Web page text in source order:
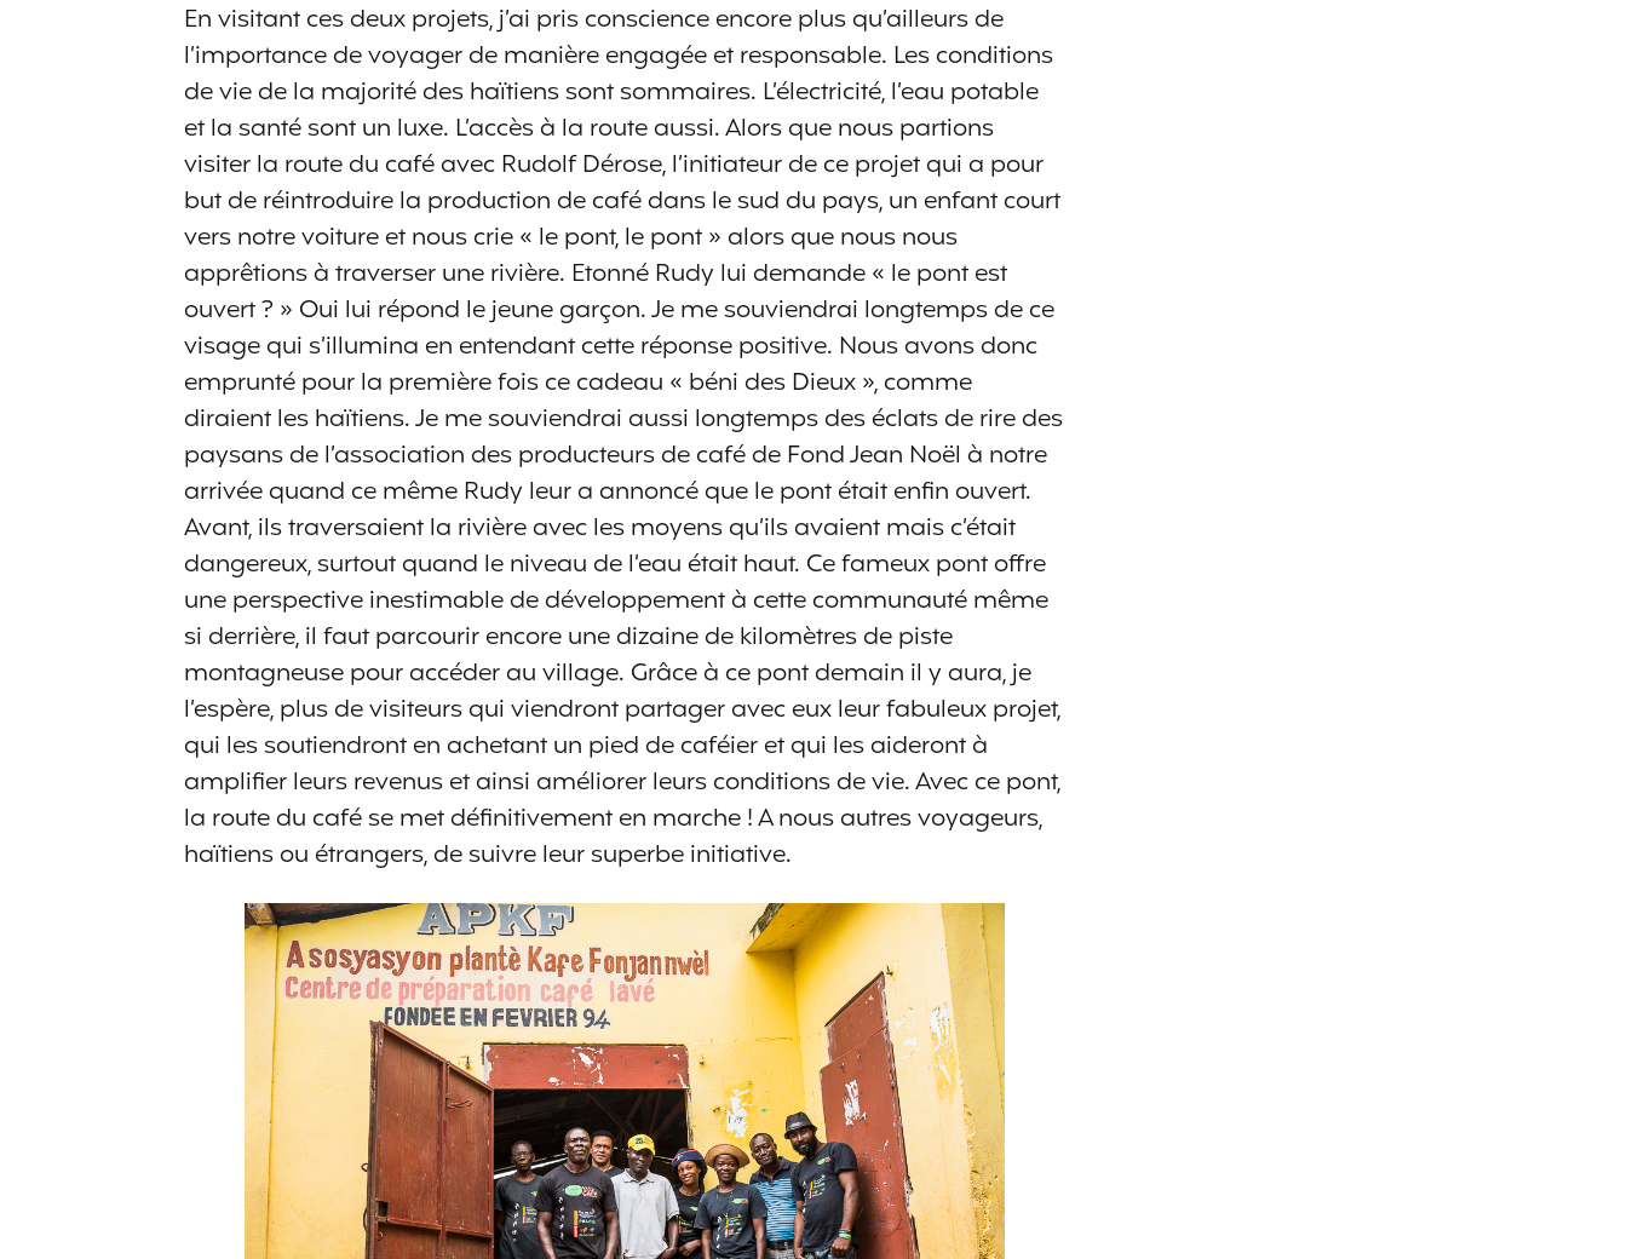
En visitant ces deux projets, j’ai pris conscience encore plus qu’ailleurs de
l’importance de voyager de manière engagée et responsable. Les conditions
de vie de la majorité des haïtiens sont sommaires. L’électricité, l’eau potable
et la santé sont un luxe. L’accès à la route aussi. Alors que nous partions
visiter la route du café avec Rudolf Dérose, l’initiateur de ce projet qui a pour
but de réintroduire la production de café dans le sud du pays, un enfant court
vers notre voiture et nous crie « le pont, le pont » alors que nous nous
apprêtions à traverser une rivière. Etonné Rudy lui demande « le pont est
ouvert ? » Oui lui répond le jeune garçon. Je me souviendrai longtemps de ce
visage qui s’illumina en entendant cette réponse positive. Nous avons donc
emprunté pour la première fois ce cadeau « béni des Dieux », comme
diraient les haïtiens. Je me souviendrai aussi longtemps des éclats de rire des
paysans de l’association des producteurs de café de Fond Jean Noël à notre
arrivée quand ce même Rudy leur a annoncé que le pont était enfin ouvert.
Avant, ils traversaient la rivière avec les moyens qu’ils avaient mais c’était
dangereux, surtout quand le niveau de l’eau était haut. Ce fameux pont offre
une perspective inestimable de développement à cette communauté même
si derrière, il faut parcourir encore une dizaine de kilomètres de piste
montagneuse pour accéder au village. Grâce à ce pont demain il y aura, je
l’espère, plus de visiteurs qui viendront partager avec eux leur fabuleux projet,
qui les soutiendront en achetant un pied de caféier et qui les aideront à
amplifier leurs revenus et ainsi améliorer leurs conditions de vie. Avec ce pont,
la route du café se met définitivement en marche ! A nous autres voyageurs,
haïtiens ou étrangers, de suivre leur superbe initiative.